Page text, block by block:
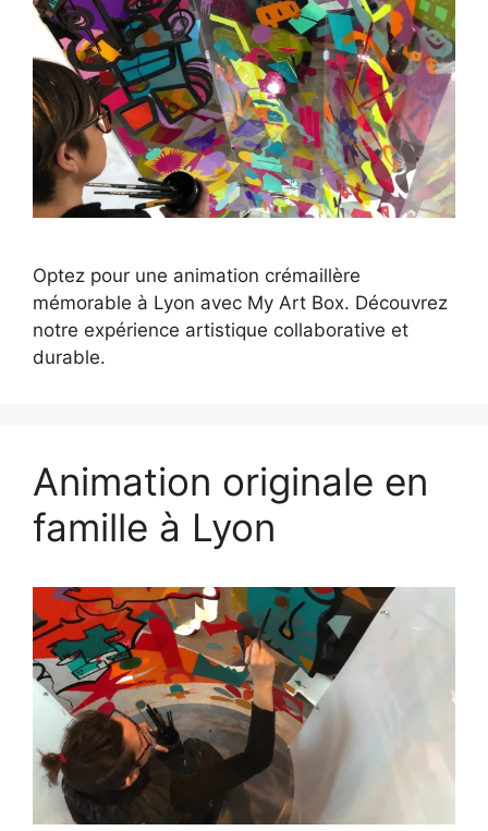
Optez pour une animation crémaillère
mémorable à Lyon avec My Art Box. Découvrez
notre expérience artistique collaborative et
durable.
Animation originale en
famille à Lyon